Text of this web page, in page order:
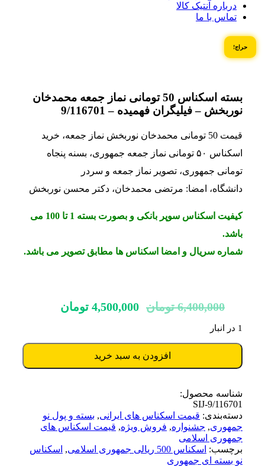
درباره آنتیک کالا
تماس با ما
حراج!
بسته اسکناس 50 تومانی نماز جمعه محمدخان
نوربخش – فیلیگران فهمیده – 9/116701
قیمت 50 تومانی محمدخان نوربخش نماز جمعه، خرید
اسکناس ۵۰ تومانی نماز جمعه جمهوری، بسنه پنجاه
تومانی جمهوری، تصویر نماز جمعه و سردر
دانشگاه، امضا: مرتضی محمدخان، دکتر محسن نوربخش
کیفیت اسکناس سوپر بانکی و بصورت بسته 1 تا 100 می
باشد.
شماره سریال و امضا اسکناس ها مطابق تصویر می باشد.
6,400,000 تومان قیمت
4,500,000 تومان
1 در انبار
افزودن به سبد خرید
شناسه محصول:
SIJ-9/116701
دسته‌بندی: قیمت اسکناس های ایرانی, بسته و پول نو
جمهوری, جشنواره, فروش ویژه, قیمت اسکناس های
جمهوری اسلامی
برچسب: اسکناس 500 ریالی جمهوری اسلامی , اسکناس
نو بسته ای جمهوری